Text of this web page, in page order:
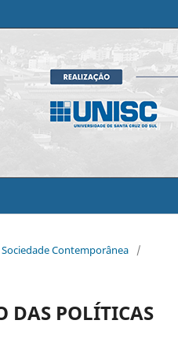
Contemporânea
/
DAS POLÍTICAS